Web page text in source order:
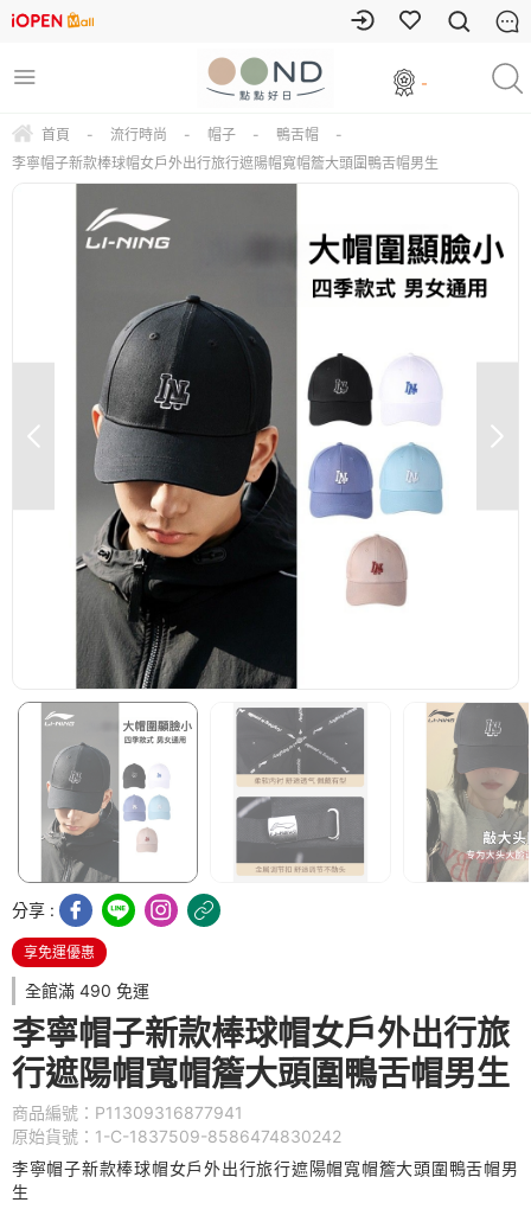
-
首頁 - 流行時尚 - 帽子 - 鴨舌帽
-
李寧帽子新款棒球帽女戶外出行旅行遮陽帽寬帽簷大頭圍鴨舌帽男生
分享 :
享免運優惠
全館滿 490 免運
李寧帽子新款棒球帽女戶外出行旅
行遮陽帽寬帽簷大頭圍鴨舌帽男生
商品編號：P11309316877941
原始貨號：1-C-1837509-8586474830242
李寧帽子新款棒球帽女戶外出行旅行遮陽帽寬帽簷大頭圍鴨舌帽男
生